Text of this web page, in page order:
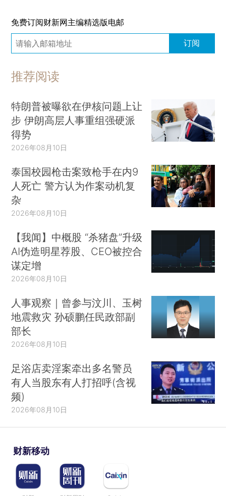
免费订阅财新网主编精选版电邮
订阅
推荐阅读
特朗普被曝欲在伊核问题上让
步 伊朗高层人事重组强硬派
得势
2026年08月10日
泰国校园枪击案致枪手在内9
人死亡 警方认为作案动机复
杂
2026年08月10日
【我闻】中概股 “杀猪盘”升级
AI伪造明星荐股、CEO被控合
谋定增
2026年08月10日
人事观察｜曾参与汶川、玉树
地震救灾 孙硕鹏任民政部副
部长
2026年08月10日
足浴店卖淫案牵出多名警员
有人当股东有人打招呼(含视
频)
2026年08月10日
财新移动